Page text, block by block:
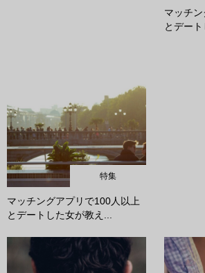
マッチ
とデート
特集
マッチングアプリで100人以上
とデートした女が教え...